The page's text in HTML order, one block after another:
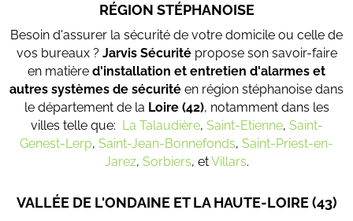
RÉGION STÉPHANOISE
Besoin d'assurer la sécurité de votre domicile ou celle de
vos bureaux ? Jarvis Sécurité propose son savoir-faire
en matière d'installation et entretien d'alarmes et
autres systèmes de sécurité en région stéphanoise dans
le département de la Loire (42), notamment dans les
villes telle que: La Talaudière, Saint-Etienne, Saint-
Genest-Lerp, Saint-Jean-Bonnefonds, Saint-Priest-en-
Jarez, Sorbiers, etVillars.
VALLÉE DE L'ONDAINE ET LA HAUTE-LOIRE (43)